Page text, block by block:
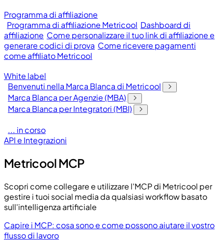
Programma di affiliazione
Programma di affiliazione Metricool Dashboard di
affiliazione Come personalizzare il tuo link di affiliazione e
generare codici di prova Come ricevere pagamenti
come affiliato Metricool
White label
Benvenuti nella Marca Blanca di Metricool
Marca Blanca per Agenzie (MBA)
Marca Blanca per Integratori (MBI)
... in corso
API e Integrazioni
Metricool MCP
Scopri come collegare e utilizzare l'MCP di Metricool per
gestire i tuoi social media da qualsiasi workflow basato
sull'intelligenza artificiale
Capire i MCP: cosa sono e come possono aiutare il vostro
flusso di lavoro